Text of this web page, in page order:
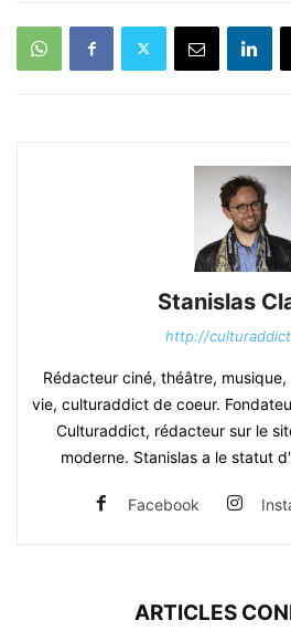
Stanislas
http://
Rédacteur ciné, théâtre,
vie, culturaddict de coeur.
Culturaddict, rédacteur sur le
moderne. Stanislas a le statut
Facebook
ARTICLES